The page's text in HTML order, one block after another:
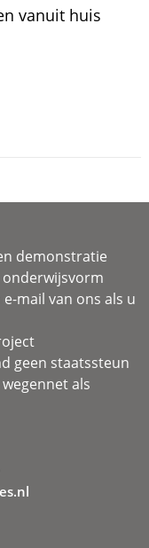
vanuit huis
demonstratie
onderwijsvorm
mail van ons als u
geen staatssteun
als